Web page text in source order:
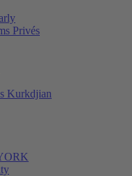
Privés
Kurkdjian